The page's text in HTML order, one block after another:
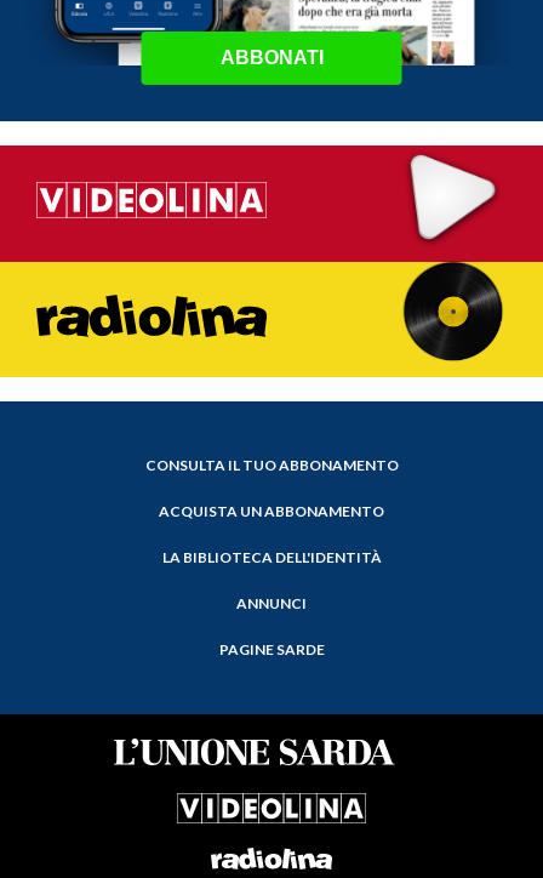
ABBONATI
CONSULTA IL TUO ABBONAMENTO
ACQUISTA UN ABBONAMENTO
LA BIBLIOTECA DELL'IDENTITÀ
ANNUNCI
PAGINE SARDE